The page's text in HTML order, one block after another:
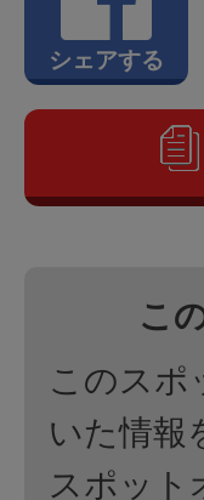
シェアする
こ
このスポ
いた情報
スポット